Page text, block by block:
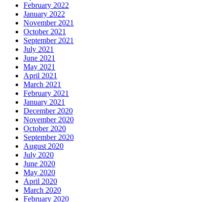
February 2022
January 2022
November 2021
October 2021
September 2021
July 2021
June 2021
May 2021
April 2021
March 2021
February 2021
January 2021
December 2020
November 2020
October 2020
September 2020
August 2020
July 2020
June 2020
May 2020
April 2020
March 2020
February 2020